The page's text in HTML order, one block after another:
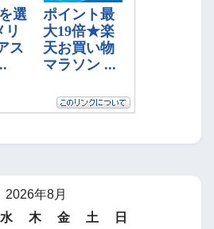
2026年8月
水 木 金 土
日